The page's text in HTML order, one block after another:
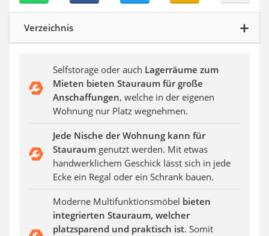
Fensterkontaktschalter
Hygrometer
LED-Baustrahler
Video-Türsprechanlage
Verzeichnis
Selfstorage oder auch Lagerräume zum
Mieten bieten Stauraum für große
Anschaffungen, welche in der eigenen
Wohnung nur Platz wegnehmen.
Jede Nische der Wohnung kann für
Stauraum genutzt werden. Mit etwas
handwerklichem Geschick lässt sich in jede
Ecke ein Regal oder ein Schrank bauen.
Moderne Multifunktionsmöbel bieten
integrierten Stauraum, welcher
platzsparend und praktisch ist. Somit